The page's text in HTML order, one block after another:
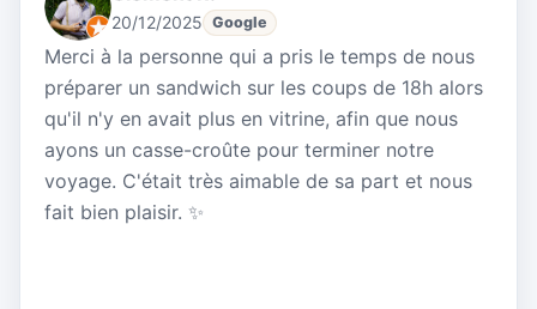
20/12/2025 Google
Merci à la personne qui a pris le temps de nous
préparer un sandwich sur les coups de 18h alors
qu'il n'y en avait plus en vitrine, afin que nous
ayons un casse-croûte pour terminer notre
voyage. C'était très aimable de sa part et nous
fait bien plaisir. ✨